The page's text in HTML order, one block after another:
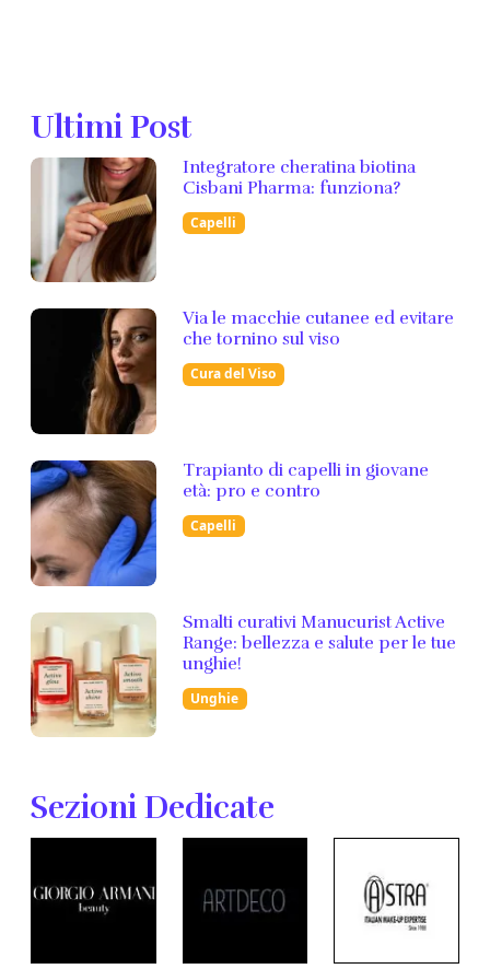
Ultimi Post
Integratore cheratina biotina
Cisbani Pharma: funziona?
Capelli
Via le macchie cutanee ed evitare
che tornino sul viso
Cura del Viso
Trapianto di capelli in giovane
età: pro e contro
Capelli
Smalti curativi Manucurist Active
Range: bellezza e salute per le tue
unghie!
Unghie
Sezioni Dedicate